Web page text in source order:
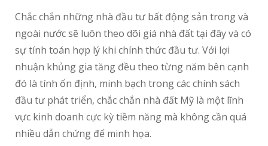
Chắc chắn những nhà đầu tư bất động sản trong và
ngoài nước sẽ luôn theo dõi giá nhà đất tại đây và có
sự tính toán hợp lý khi chính thức đầu tư. Với lợi
nhuận khủng gia tăng đều theo từng năm bên cạnh
đó là tính ổn định, minh bạch trong các chính sách
đầu tư phát triển, chắc chắn nhà đất Mỹ là một lĩnh
vực kinh doanh cực kỳ tiềm năng mà không cần quá
nhiều dẫn chứng để minh họa.